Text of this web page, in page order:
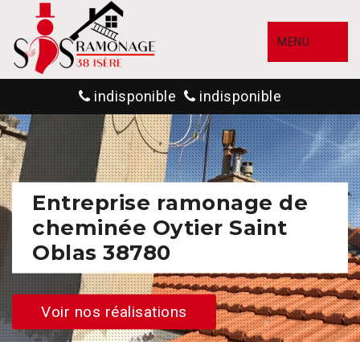
MENU
indisponible indisponible
Entreprise ramonage de
cheminée Oytier Saint
Oblas 38780
Voir nos réalisations